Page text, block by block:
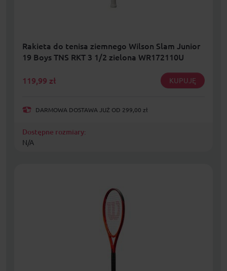
Rakieta do tenisa ziemnego Wilson Slam Junior
19 Boys TNS RKT 3 1/2 zielona WR172110U
119,99 zł KUPUJĘ
DARMOWA DOSTAWA JUŻ OD 299,00 zł
Dostępne rozmiary:
N/A